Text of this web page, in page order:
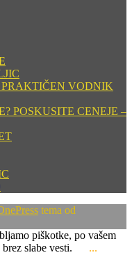
VODNIK
POSKUSITE CENEJE –
tema od
piškotke, po vašem
slabe vesti.
...